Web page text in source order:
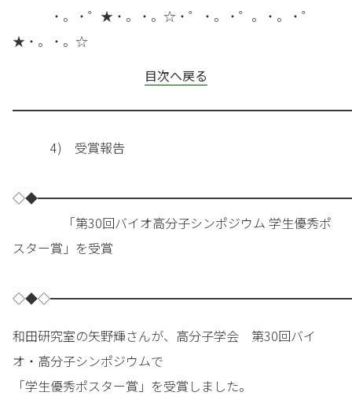
・。・゜★・。・。☆・゜・。・゜。・。・゜
★・。・。☆
目次へ戻る
4) 受賞報告
「第30回バイオ高分子シンポジウム 学生優秀ポ
スター賞」を受賞
和田研究室の矢野輝さんが、高分子学会 第30回バイ
オ・高分子シンポジウムで
「学生優秀ポスター賞」を受賞しました。